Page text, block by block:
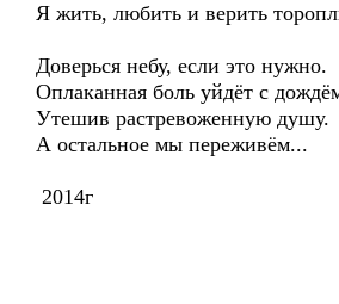
Я жить, любить и верить
Доверься небу, если это нужно.
Оплаканная боль уйдёт с
Утешив растревоженную душу.
А остальное мы переживём...
2014г